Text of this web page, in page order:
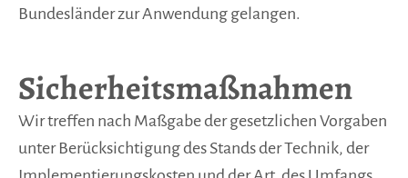
Bundesländer zur Anwendung gelangen.
Sicherheitsmaßnahmen
Wir treffen nach Maßgabe der gesetzlichen Vorgaben
unter Berücksichtigung des Stands der Technik, der